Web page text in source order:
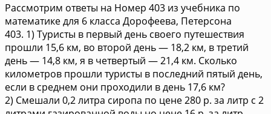
Рассмотрим ответы на Номер 403 из учебника по
математике для 6 класса Дорофеева, Петерсона
403. 1) Туристы в первый день своего путешествия
прошли 15,6 км, во второй день — 18,2 км, в третий
день — 14,8 км, я в четвертый — 21,4 км. Сколько
километров прошли туристы в последний пятый день,
если в среднем они проходили в день 17,6 км?
2) Смешали 0,2 литра сиропа по цене 280 р. за литр с 2